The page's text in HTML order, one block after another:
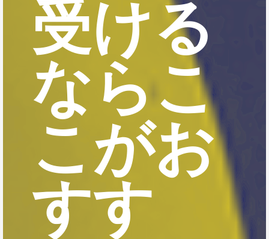
受ける
ならこ
こがお
すす